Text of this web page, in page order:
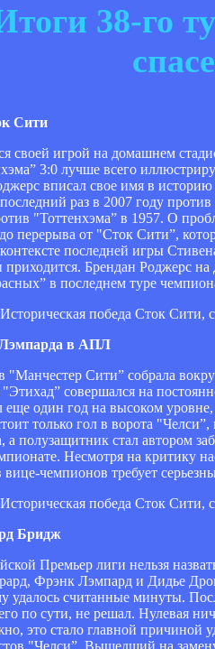
38-го
Сити
своей игрой на домашнем
3:0 лучше всего
вписал свое имя в
раз в 2007 году
"Тоттенхэма” в 1957. О
перерыва от "Сток Сити”,
последней игры
приходится. Брендан Роджерс
в последнем туре
в АПЛ
Сити” собрала
совершался на
один год на высоком
только гол в ворота
а полузащитник стал автором
Несмотря на критику
вице-чемпионов требует
Бридж
Премьер лиги нельзя
Фрэнк Лэмпард и Дидье
удалось считанные минуты.
по сути, не решал. Нулевая
это стало главной
"Челси”. Вышедший на